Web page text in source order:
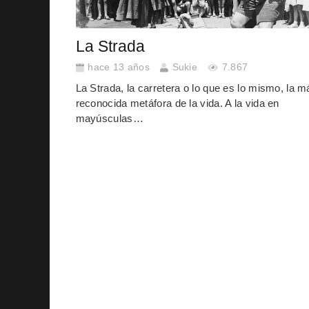
La Strada
hace 13 años Sukie 7.867
La Strada, la carretera o lo que es lo mismo, la
reconocida metáfora de la vida. A la vida en
mayúsculas…